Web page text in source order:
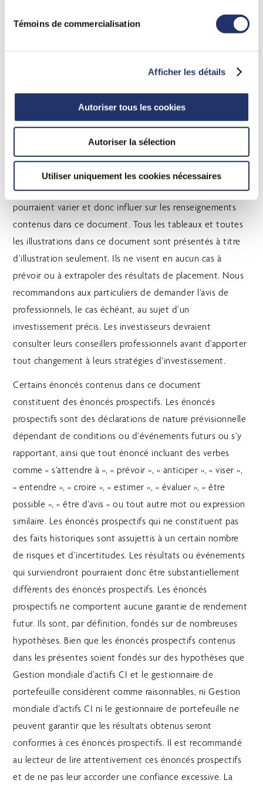
Témoins de commercialisation
Afficher les détails
Autoriser tous les cookies
Autoriser la sélection
Utiliser uniquement les cookies nécessaires
conseil en investissement ni comme un signe
entités ou des titres dont il est question. Ce document
est fourni à titre de source d’information générale et ne
juridique, comptable, fiscal ou d’investissement, ni être
interprété comme une approbation ou une
recommandation d’une entité ou d’un titre discuté. Tous
les efforts ont été déployés pour assurer que
l’information contenue dans ce document était exacte au
moment de sa publication. Les conditions du marché
pourraient varier et donc influer sur les renseignements
contenus dans ce document. Tous les tableaux et toutes
les illustrations dans ce document sont présentés à titre
d’illustration seulement. Ils ne visent en aucun cas à
prévoir ou à extrapoler des résultats de placement. Nous
recommandons aux particuliers de demander l’avis de
professionnels, le cas échéant, au sujet d’un
investissement précis. Les investisseurs devraient
consulter leurs conseillers professionnels avant d’apporter
tout changement à leurs stratégies d’investissement.
Certains énoncés contenus dans ce document
constituent des énoncés prospectifs. Les énoncés
prospectifs sont des déclarations de nature prévisionnelle
dépendant de conditions ou d’événements futurs ou s’y
rapportant, ainsi que tout énoncé incluant des verbes
comme « s’attendre à », « prévoir », « anticiper », « viser »,
« entendre », « croire », « estimer », « évaluer », « être
possible », « être d’avis » ou tout autre mot ou expression
similaire. Les énoncés prospectifs qui ne constituent pas
des faits historiques sont assujettis à un certain nombre
de risques et d’incertitudes. Les résultats ou événements
qui surviendront pourraient donc être substantiellement
différents des énoncés prospectifs. Les énoncés
prospectifs ne comportent aucune garantie de rendement
futur. Ils sont, par définition, fondés sur de nombreuses
hypothèses. Bien que les énoncés prospectifs contenus
dans les présentes soient fondés sur des hypothèses que
Gestion mondiale d’actifs CI et le gestionnaire de
portefeuille considèrent comme raisonnables, ni Gestion
mondiale d’actifs CI ni le gestionnaire de portefeuille ne
peuvent garantir que les résultats obtenus seront
conformes à ces énoncés prospectifs. Il est recommandé
au lecteur de lire attentivement ces énoncés prospectifs
et de ne pas leur accorder une confiance excessive. La